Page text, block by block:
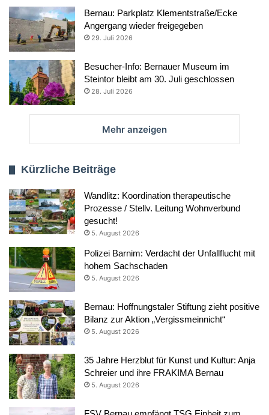
Bernau: Parkplatz Klementstraße/Ecke
Angergang wieder freigegeben
29. Juli 2026
Besucher-Info: Bernauer Museum im
Steintor bleibt am 30. Juli geschlossen
28. Juli 2026
Mehr anzeigen
Kürzliche Beiträge
Wandlitz: Koordination therapeutische
Prozesse / Stellv. Leitung Wohnverbund
gesucht!
5. August 2026
Polizei Barnim: Verdacht der Unfallflucht mit
hohem Sachschaden
5. August 2026
Bernau: Hoffnungstaler Stiftung zieht positive
Bilanz zur Aktion „Vergissmeinnicht“
5. August 2026
35 Jahre Herzblut für Kunst und Kultur: Anja
Schreier und ihre FRAKIMA Bernau
5. August 2026